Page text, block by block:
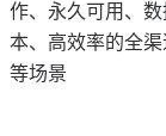
作、永久可用、
本、高效率的全
等场景